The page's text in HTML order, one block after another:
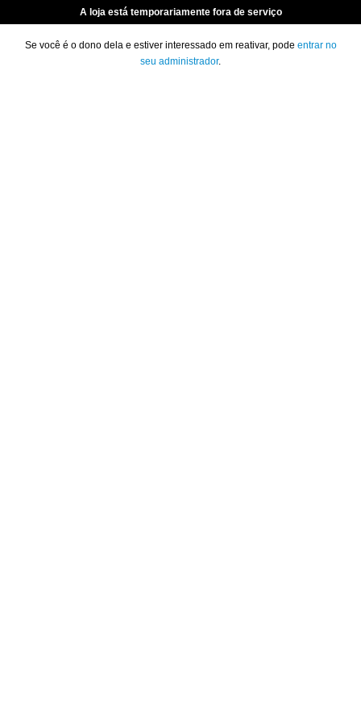
A loja está temporariamente fora de serviço
Se você é o dono dela e estiver interessado em reativar, pode entrar no
seu administrador.